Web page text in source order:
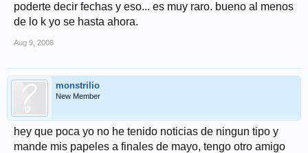
poderte decir fechas y eso... es muy raro. bueno al menos
de lo k yo se hasta ahora.
Aug 9, 2008
monstrilio
New Member
hey que poca yo no he tenido noticias de ningun tipo y
mande mis papeles a finales de mayo, tengo otro amigo